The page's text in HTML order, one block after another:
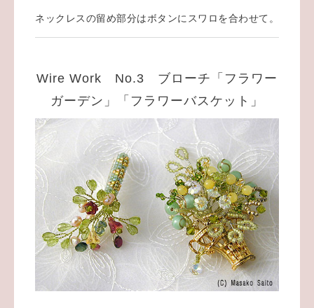
ネックレスの留め部分はボタンにスワロを合わせて。
Wire Work No.3 ブローチ「フラワー
ガーデン」「フラワーバスケット」